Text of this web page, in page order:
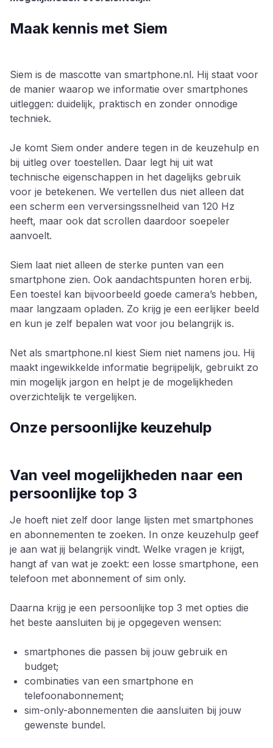
Maak kennis met Siem
Siem is de mascotte van smartphone.nl. Hij staat voor
de manier waarop we informatie over smartphones
uitleggen: duidelijk, praktisch en zonder onnodige
techniek.
Je komt Siem onder andere tegen in de keuzehulp en
bij uitleg over toestellen. Daar legt hij uit wat
technische eigenschappen in het dagelijks gebruik
voor je betekenen. We vertellen dus niet alleen dat
een scherm een verversingssnelheid van 120 Hz
heeft, maar ook dat scrollen daardoor soepeler
aanvoelt.
Siem laat niet alleen de sterke punten van een
smartphone zien. Ook aandachtspunten horen erbij.
Een toestel kan bijvoorbeeld goede camera’s hebben,
maar langzaam opladen. Zo krijg je een eerlijker beeld
en kun je zelf bepalen wat voor jou belangrijk is.
Net als smartphone.nl kiest Siem niet namens jou. Hij
maakt ingewikkelde informatie begrijpelijk, gebruikt zo
min mogelijk jargon en helpt je de mogelijkheden
overzichtelijk te vergelijken.
Onze persoonlijke keuzehulp
Van veel mogelijkheden naar een
persoonlijke top 3
Je hoeft niet zelf door lange lijsten met smartphones
en abonnementen te zoeken. In onze keuzehulp geef
je aan wat jij belangrijk vindt. Welke vragen je krijgt,
hangt af van wat je zoekt: een losse smartphone, een
telefoon met abonnement of sim only.
Daarna krijg je een persoonlijke top 3 met opties die
het beste aansluiten bij je opgegeven wensen:
smartphones die passen bij jouw gebruik en
budget;
combinaties van een smartphone en
telefoonabonnement;
sim-only-abonnementen die aansluiten bij jouw
gewenste bundel.